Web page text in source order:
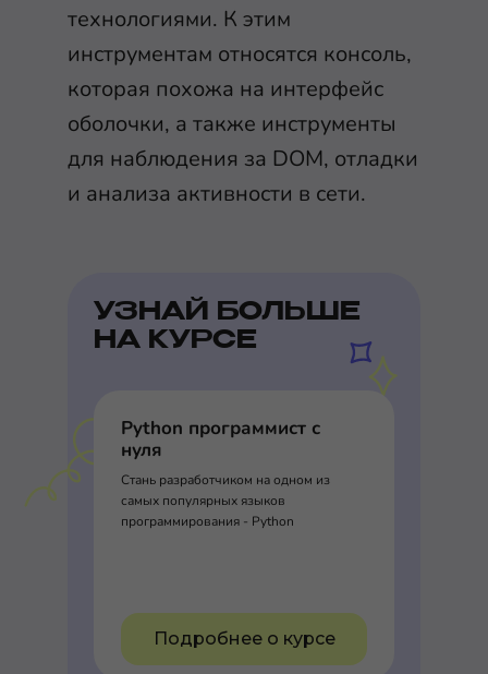
технологиями. К этим
инструментам относятся консоль,
которая похожа на интерфейс
оболочки, а также инструменты
для наблюдения за DOM, отладки
и анализа активности в сети.
УЗНАЙ БОЛЬШЕ
НА КУРСЕ
Python программист с
нуля
Стань разработчиком на одном из
самых популярных языков
программирования - Python
Подробнее о курсе